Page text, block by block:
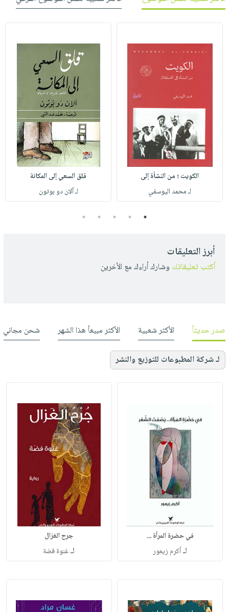
الكويت ؛ من النشأة إلى
لـ محمد اليوسفي
قلق السعي إلى المكانة
لـ آلان دو بوتون
1
2
3
4
5
أبرز التعليقات
أكتب تعليقاتك وشارك أراءك مع الأخرين
صدر حديثاً الأكثر شعبية الأكثر مبيعاً هذا الشهر شحن مجاني
لـ شركة المطبوعات للتوزيع والنشر
في حضرة المرأة ...
لـأكرم زيعور
جرح الغزال
لـغنوة فضة